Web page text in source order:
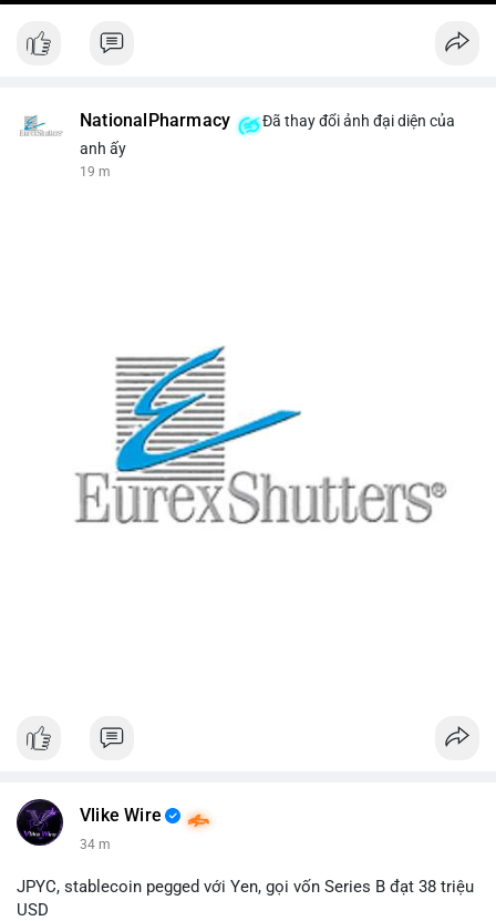
NationalPharmacy
Đã thay đổi ảnh đại diện của
anh ấy
19 m
Vlike Wire
34 m
JPYC, stablecoin pegged với Yen, gọi vốn Series B đạt 38 triệu
USD